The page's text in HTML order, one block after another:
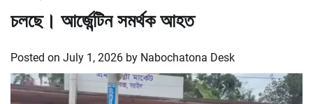
চলছে। আর্জেন্টিন সমর্থক আহত
Posted on July 1, 2026 by Nabochatona Desk